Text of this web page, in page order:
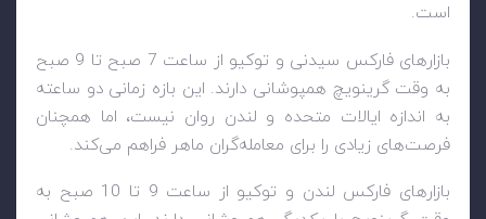
است.
بازارهای فارکس سیدنی و توکیو از ساعت 7 صبح تا 9 صبح
به وقت گرینویچ همپوشانی دارند. این بازه زمانی دو ساعته
به اندازه ایالات متحده و لندن روان نیست، اما همچنان
فرصت‌های زیادی را برای معامله‌گران ماهر فراهم می‌کند.
بازارهای فارکس لندن و توکیو از ساعت 9 تا 10 صبح به